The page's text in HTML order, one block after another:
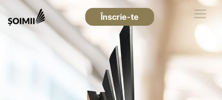
Înscrie-te